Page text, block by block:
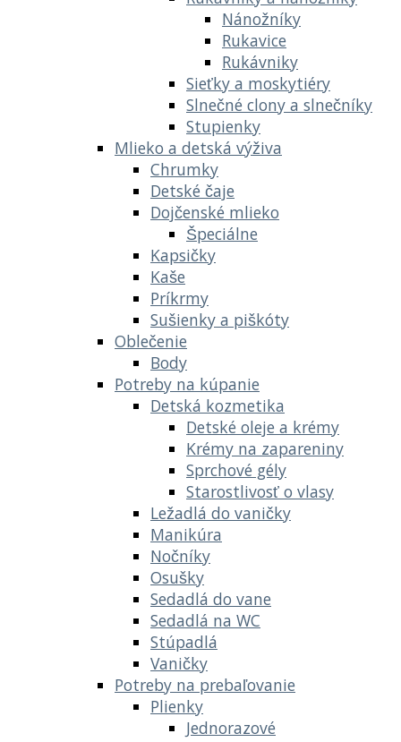
Nánožníky
Rukavice
Rukávniky
Sieťky a moskytiéry
Slnečné clony a slnečníky
Stupienky
Mlieko a detská výživa
Chrumky
Detské čaje
Dojčenské mlieko
Špeciálne
Kapsičky
Kaše
Príkrmy
Sušienky a piškóty
Oblečenie
Body
Potreby na kúpanie
Detská kozmetika
Detské oleje a krémy
Krémy na zapareniny
Sprchové gély
Starostlivosť o vlasy
Ležadlá do vaničky
Manikúra
Nočníky
Osušky
Sedadlá do vane
Sedadlá na WC
Stúpadlá
Vaničky
Potreby na prebaľovanie
Plienky
Jednorazové